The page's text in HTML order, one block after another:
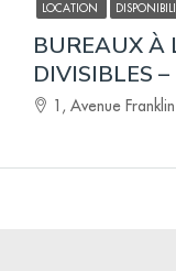
LOCATION
BUREAUX À
DIVISIBLES
1, Avenue Franklin Delano Roosevelt,